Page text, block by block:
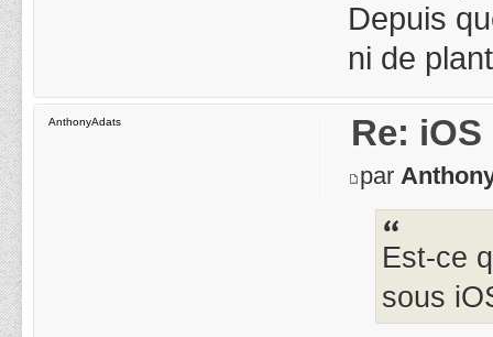
Depuis
ni de
Re:
par
Est-ce
sous
AnthonyAdats